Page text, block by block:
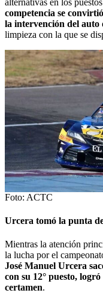
competencia se
la intervención del auto
limpieza con la que se
Foto: ACTC
Urcera tomó la punta
Mientras la atención
la lucha por el
José Manuel Urcera
con su 12° puesto,
certamen.